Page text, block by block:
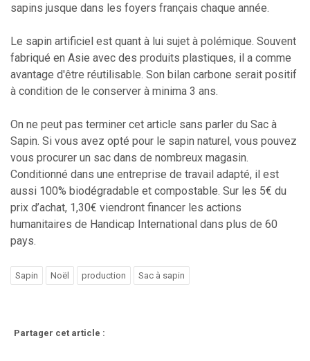
sapins jusque dans les foyers français chaque année.
Le sapin artificiel est quant à lui sujet à polémique. Souvent
fabriqué en Asie avec des produits plastiques, il a comme
avantage d'être réutilisable. Son bilan carbone serait positif
à condition de le conserver à minima 3 ans.
On ne peut pas terminer cet article sans parler du Sac à
Sapin. Si vous avez opté pour le sapin naturel, vous pouvez
vous procurer un sac dans de nombreux magasin.
Conditionné dans une entreprise de travail adapté, il est
aussi 100% biodégradable et compostable. Sur les 5€ du
prix d’achat, 1,30€ viendront financer les actions
humanitaires de Handicap International dans plus de 60
pays.
Sapin Noël production Sac à sapin
Partager cet article :